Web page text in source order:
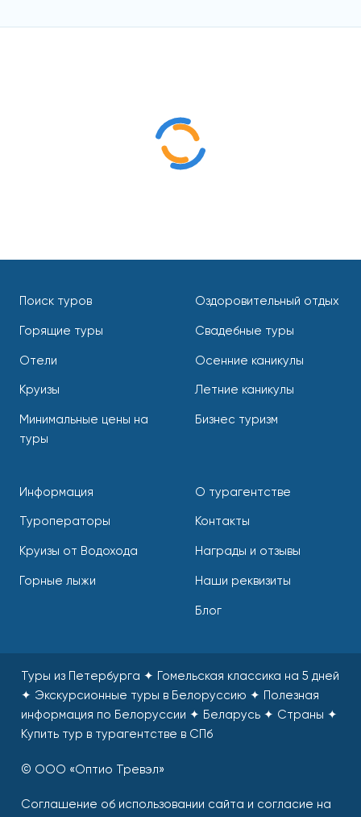
Поиск туров
Горящие туры
Отели
Круизы
Минимальные цены на
туры
Оздоровительный отдых
Свадебные туры
Осенние каникулы
Летние каникулы
Бизнес туризм
Информация
Туроператоры
Круизы от Водохода
Горные лыжи
О турагентстве
Контакты
Награды и отзывы
Наши реквизиты
Блог
Туры из Петербурга ✦ Гомельская классика на 5 дней
✦ Экскурсионные туры в Белоруссию ✦ Полезная
информация по Белоруссии ✦ Беларусь ✦ Страны ✦
Купить тур в турагентстве в СПб
© ООО «Оптио Тревэл»
Соглашение об использовании сайта и согласие на